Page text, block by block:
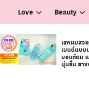
Love Beauty
เสกผมสว
เมนต์แบบ
บอนด์ผม
นุ่มลื่น สาง